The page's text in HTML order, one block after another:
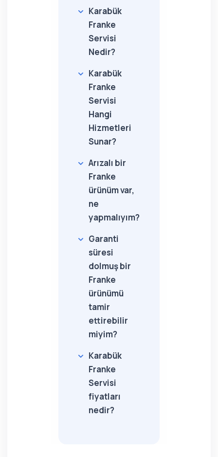
Karabük
Franke
Servisi
Nedir?
Karabük
Franke
Servisi
Hangi
Hizmetleri
Sunar?
Arızalı bir
Franke
ürünüm var,
ne
yapmalıyım?
Garanti
süresi
dolmuş bir
Franke
ürünümü
tamir
ettirebilir
miyim?
Karabük
Franke
Servisi
fiyatları
nedir?